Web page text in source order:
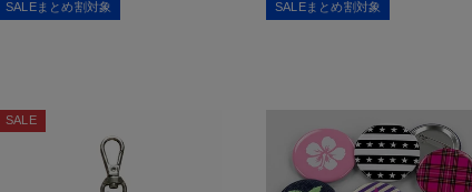
SALEまとめ割対象 SALEまとめ割対象
SALE